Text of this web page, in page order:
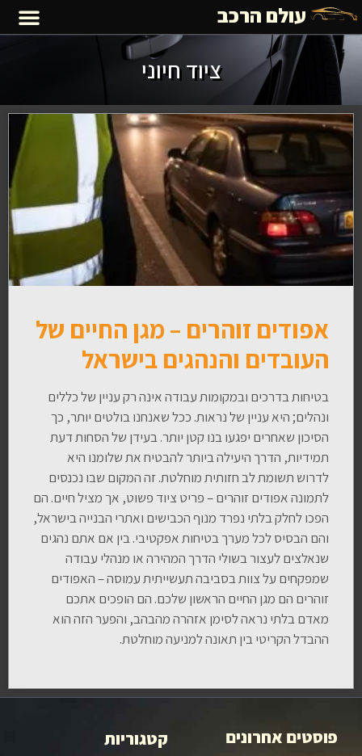
עולם הרכב
ציוד חיוני
אפודים זוהרים – מגן החיים של
העובדים והנהגים בישראל
בטיחות בדרכים ובמקומות עבודה אינה רק עניין של כללים
ונהלים; היא עניין של נראות. ככל שאנחנו בולטים יותר, כך
הסיכון שאחרים יפגעו בנו קטן יותר. בעידן של הסחות דעת
תמידיות, הדרך היעילה ביותר להבטיח את שלומנו היא
לדרוש תשומת לב חזותית מוחלטת. זה המקום שבו נכנסים
לתמונה אפודים זוהרים – פריט ציוד פשוט, אך מציל חיים. הם
הפכו לחלק בלתי נפרד מנוף הכבישים ואתרי הבנייה בישראל,
והם הבסיס לכל מערך בטיחות אפקטיבי. בין אם אתם נהגים
שנאלצים לעצור בשולי הדרך המהירה או מנהלי עבודה
שמפקחים על צוות בסביבה תעשייתית עמוסה – האפודים
זוהרים הם מגן החיים הראשון שלכם. הם הופכים אתכם
מאדם בלתי נראה לסימן אזהרה מהבהב, והפער הזה הוא
ההבדל הקריטי בין תאונה למניעה מוחלטת.
פוסטים אחרונים
קטגוריות